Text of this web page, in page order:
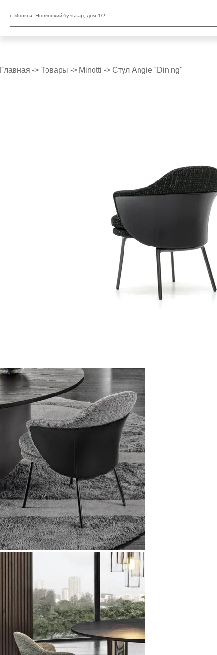
г. Москва, Новинский бульвар, дом 1/2
Главная -> Товары -> Minotti -> Стул Angie "Dining"